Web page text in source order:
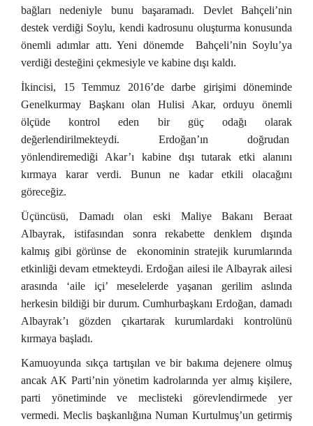
bağları nedeniyle bunu başaramadı. Devlet Bahçeli’nin
destek verdiği Soylu, kendi kadrosunu oluşturma konusunda
önemli adımlar attı. Yeni dönemde Bahçeli’nin Soylu’ya
verdiği desteğini çekmesiyle ve kabine dışı kaldı.
İkincisi, 15 Temmuz 2016’de darbe girişimi döneminde
Genelkurmay Başkanı olan Hulisi Akar, orduyu önemli
ölçüde kontrol eden bir güç odağı olarak
değerlendirilmekteydi. Erdoğan’ın doğrudan
yönlendiremediği Akar’ı kabine dışı tutarak etki alanını
kırmaya karar verdi. Bunun ne kadar etkili olacağını
göreceğiz.
Üçüncüsü, Damadı olan eski Maliye Bakanı Beraat
Albayrak, istifasından sonra rekabette denklem dışında
kalmış gibi görünse de ekonominin stratejik kurumlarında
etkinliği devam etmekteydi. Erdoğan ailesi ile Albayrak ailesi
arasında ‘aile içi’ meselelerde yaşanan gerilim aslında
herkesin bildiği bir durum. Cumhurbaşkanı Erdoğan, damadı
Albayrak’ı gözden çıkartarak kurumlardaki kontrolünü
kırmaya başladı.
Kamuoyunda sıkça tartışılan ve bir bakıma dejenere olmuş
ancak AK Parti’nin yönetim kadrolarında yer almış kişilere,
parti yönetiminde ve meclisteki görevlendirmede yer
vermedi. Meclis başkanlığına Numan Kurtulmuş’un getirmiş